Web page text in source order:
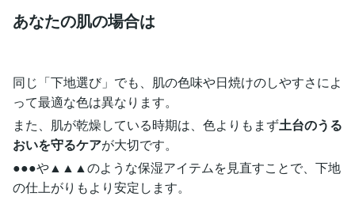
あなたの肌の場合は
同じ「下地選び」でも、肌の色味や日焼けのしやすさによ
って最適な色は異なります。
また、肌が乾燥している時期は、色よりもまず土台のうる
おいを守るケアが大切です。
●●●や▲▲▲のような保湿アイテムを見直すことで、下地
の仕上がりもより安定します。